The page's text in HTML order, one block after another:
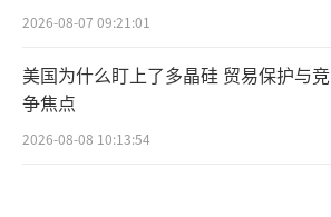
2026-08-07 09:21:01
美国为什么盯上了多晶硅 贸易保护与竞
争焦点
2026-08-08 10:13:54